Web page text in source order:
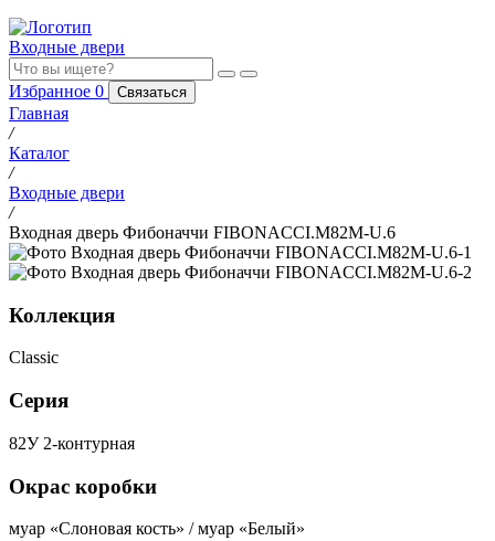
Входные двери
Избранное 0 Связаться
Главная
/
Каталог
/
Входные двери
/
Входная дверь Фибоначчи FIBONACCI.M82M-U.6
Коллекция
Classic
Серия
82У 2-контурная
Окрас коробки
муар «Слоновая кость» / муар «Белый»